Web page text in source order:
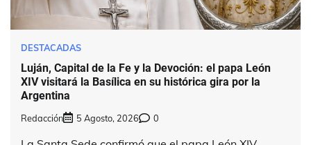
DESTACADAS
Luján, Capital de la Fe y la Devoción: el papa León
XIV visitará la Basílica en su histórica gira por la
Argentina
Redacción 5 Agosto, 2026 0